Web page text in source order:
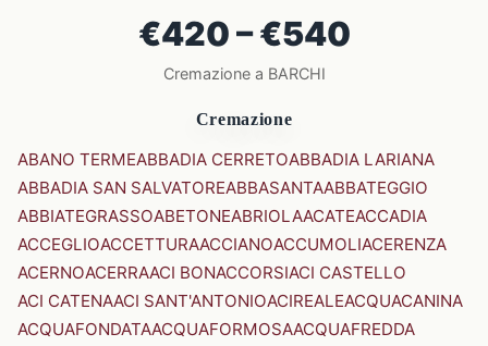
€420 – €540
Cremazione a BARCHI
Cremazione
ABANO TERMEABBADIA CERRETOABBADIA LARIANA
ABBADIA SAN SALVATOREABBASANTAABBATEGGIO
ABBIATEGRASSOABETONEABRIOLAACATEACCADIA
ACCEGLIOACCETTURAACCIANOACCUMOLIACERENZA
ACERNOACERRAACI BONACCORSIACI CASTELLO
ACI CATENAACI SANT'ANTONIOACIREALEACQUACANINA
ACQUAFONDATAACQUAFORMOSAACQUAFREDDA